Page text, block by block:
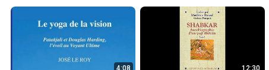
4:08 12:30